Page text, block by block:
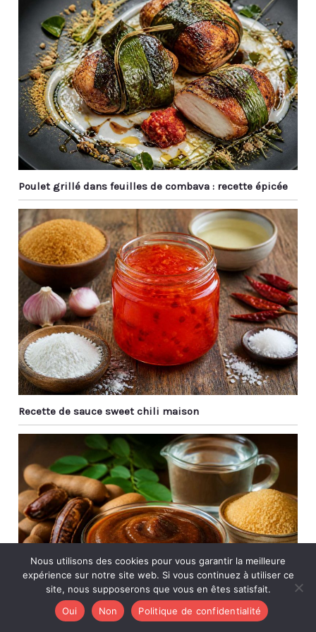
baguettes jetables, vous
pouvez les emmener au
travail et les laver à l'eau
après les repas pour
garder les baguettes
propres. 【Diverses
Applications】 : Nos
baguettes réutilisables
sont indispensables
pour la cuisine asiatique
comme le ragoût de
kung pao et les
boulettes et même
certains aliments du
Moyen-Orient. Il peut
également être utilisé
pour préparer des
aliments de tous les
jours tels que les pâtes.
Au En même temps, les
baguettes en métal ont
de beaux motifs laser et
un savoir-faire élégant,
qui sont des cadeaux
idéaux pour Noël, les
anniversaires, les
anniversaires, etc.
baguettes sont idéales
pour manger des sushis,
du riz ou des nouilles et
elles sont excellentes
pour les traiteurs, les
restaurants, les buffets,
les cafétérias, les
restaurants, les cafés
ou tout autre endroit
servant des plats
japonais.
Poulet grillé dans feuilles de combava : recette épicée
Recette de sauce sweet chili maison
Nous utilisons des cookies pour vous garantir la meilleure
expérience sur notre site web. Si vous continuez à utiliser ce
site, nous supposerons que vous en êtes satisfait.
Oui
Non Politique de confidentialité